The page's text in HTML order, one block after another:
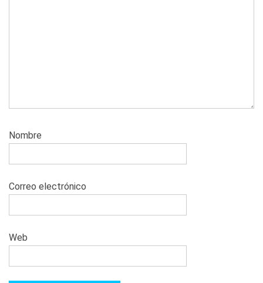
Nombre
Correo electrónico
Web